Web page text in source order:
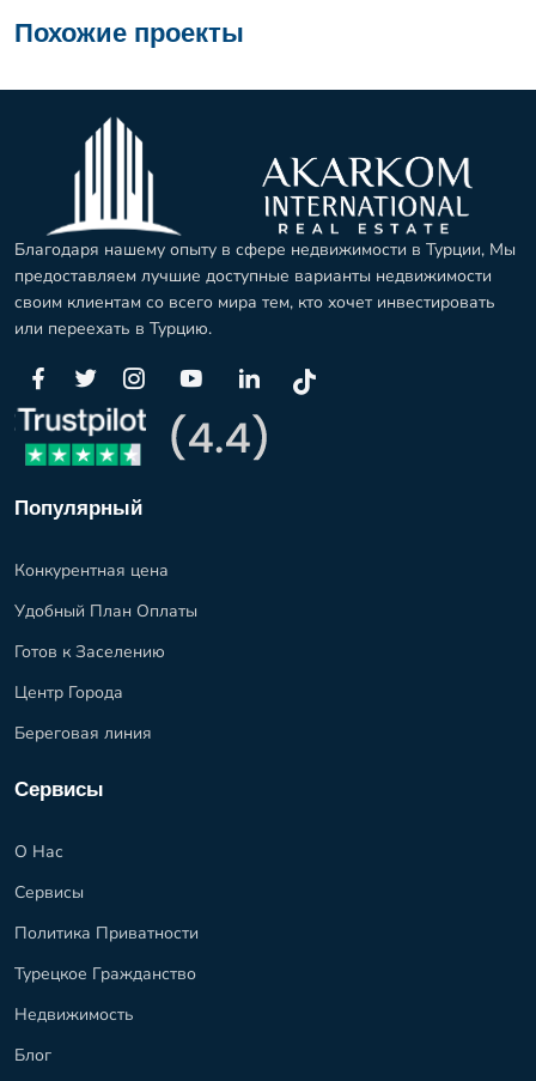
Похожие проекты
Благодаря нашему опыту в сфере недвижимости в Турции, Мы
предоставляем лучшие доступные варианты недвижимости
своим клиентам со всего мира тем, кто хочет инвестировать
или переехать в Турцию.
Популярный
Конкурентная цена
Удобный План Оплаты
Готов к Заселению
Центр Города
Береговая линия
Сервисы
О Нас
Сервисы
Политика Приватности
Турецкое Гражданство
Недвижимость
Блог